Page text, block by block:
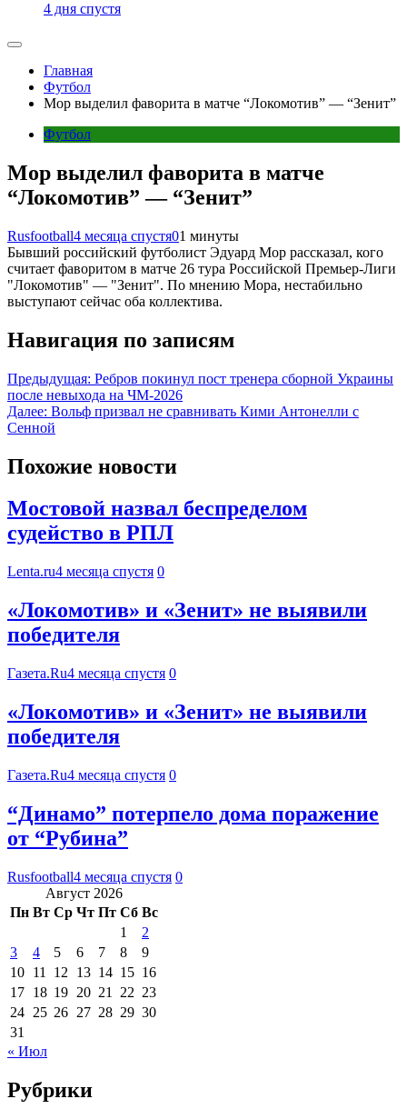
4 дня спустя
Главная
Футбол
Мор выделил фаворита в матче “Локомотив” — “Зенит”
Футбол
Мор выделил фаворита в матче
“Локомотив” — “Зенит”
Rusfootball4 месяца спустя01 минуты
Бывший российский футболист Эдуард Мор рассказал, кого
считает фаворитом в матче 26 тура Российской Премьер-Лиги
"Локомотив" — "Зенит". По мнению Мора, нестабильно
выступают сейчас оба коллектива.
Навигация по записям
Предыдущая: Ребров покинул пост тренера сборной Украины
после невыхода на ЧМ-2026
Далее: Вольф призвал не сравнивать Кими Антонелли с
Сенной
Похожие новости
Мостовой назвал беспределом
судейство в РПЛ
Lenta.ru4 месяца спустя 0
«Локомотив» и «Зенит» не выявили
победителя
Газета.Ru4 месяца спустя 0
«Локомотив» и «Зенит» не выявили
победителя
Газета.Ru4 месяца спустя 0
“Динамо” потерпело дома поражение
от “Рубина”
Rusfootball4 месяца спустя 0
Август 2026
Пн Вт Ср Чт Пт Сб Вс
1
2
3
4 5 6 7 8
9
10 11 12 13 14 15 16
17 18 19 20 21 22 23
24 25 26 27 28 29 30
31
« Июл
Рубрики